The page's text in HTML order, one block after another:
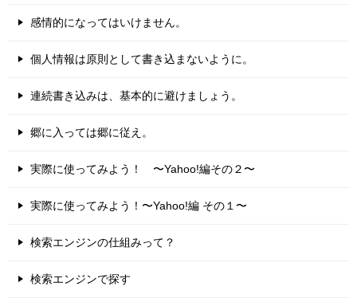
感情的になってはいけません。
個人情報は原則として書き込まないように。
連続書き込みは、基本的に避けましょう。
郷に入っては郷に従え。
実際に使ってみよう！ 〜Yahoo!編その２〜
実際に使ってみよう！〜Yahoo!編 その１〜
検索エンジンの仕組みって？
検索エンジンで探す